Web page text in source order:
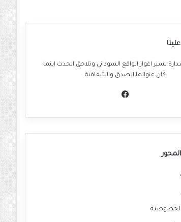
تسبر اغوار الواقع السوداني وتلاحق الحدث اينما
كان عنوانها الصدق والشفافية
وك